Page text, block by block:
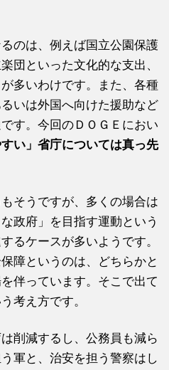
のは、例えば国立公園保護
団といった文化的な支出、
多いわけです。また、各種
いは外国へ向けた援助など
す。今回のＤＯＧＥにおい
すい」省庁については真っ先
そうですが、多くの場合は
政府」を目指す運動という
るケースが多いようです。
障というのは、どちらかと
伴っています。そこで出て
考え方です。
削減するし、公務員も減ら
軍と、治安を担う警察はし